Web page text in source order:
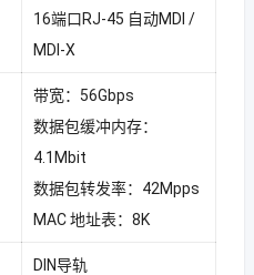
16端口RJ-45 自动MDI /
MDI-X
带宽：56Gbps
数据包缓冲内存：
4.1Mbit
数据包转发率：42Mpps
MAC 地址表：8K
DIN导轨